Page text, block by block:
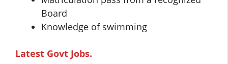
Board
Knowledge of swimming
Latest Govt Jobs.